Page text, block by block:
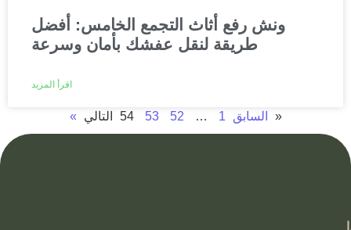
ونش رفع أثاث التجمع الخامس: أفضل
طريقة لنقل عفشك بأمان وسرعة
اقرأ المزيد
« السابق 1
…
52
53
54 التالي »